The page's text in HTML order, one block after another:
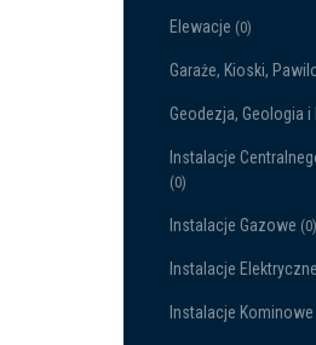
Elewacje (0)
Garaże, Kioski,
Geodezja, Geologia i
Instalacje
(0)
Instalacje Gazowe (0)
Instalacje Elektryczne
Instalacje Kominowe